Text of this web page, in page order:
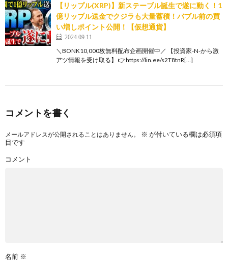
【リップル(XRP)】新ステーブル誕生で遂に動く！1
億リップル送金でクジラも大量蓄積！バブル前の買
い増しポイント公開！【仮想通貨】
2024.09.11
＼BONK10,000枚無料配布企画開催中／ 【投資家-N-から激
アツ情報を受け取る】 👉https://lin.ee/s2T8tnR[…]
コメントを書く
メールアドレスが公開されることはありません。 ※ が付いている欄は必須項
目です
コメント
名前 ※